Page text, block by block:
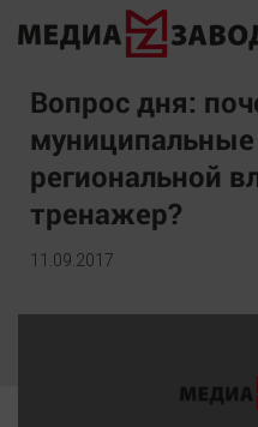
Новости
Экономика
Происшествия
Общество
Политика
Вопрос дня:
региональной
тренажер?
11.09.2017